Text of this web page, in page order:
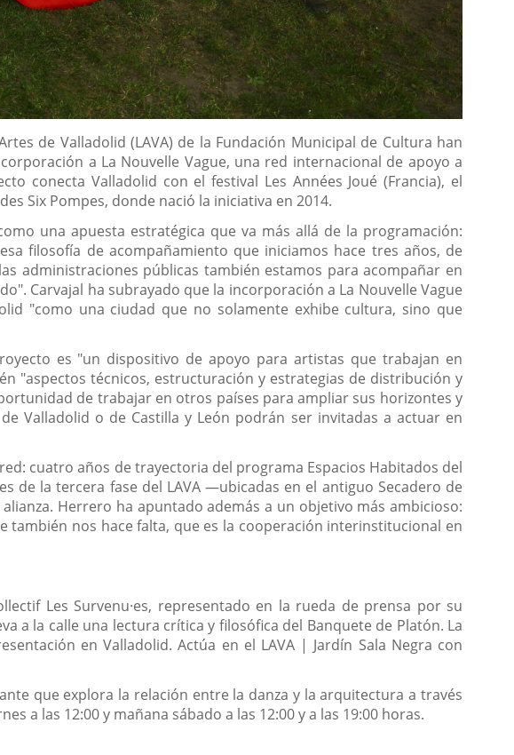
de Valladolid (LAVA) de la Fundación Municipal de Cultura han
a La Nouvelle Vague, una red internacional de apoyo a
conecta Valladolid con el festival Les Années Joué (Francia), el
Six Pompes, donde nació la iniciativa en 2014.
una apuesta estratégica que va más allá de la programación:
filosofía de acompañamiento que iniciamos hace tres años, de
administraciones públicas también estamos para acompañar en
Carvajal ha subrayado que la incorporación a La Nouvelle Vague
"como una ciudad que no solamente exhibe cultura, sino que
es "un dispositivo de apoyo para artistas que trabajan en
"aspectos técnicos, estructuración y estrategias de distribución y
de trabajar en otros países para ampliar sus horizontes y
Valladolid o de Castilla y León podrán ser invitadas a actuar en
cuatro años de trayectoria del programa Espacios Habitados del
de la tercera fase del LAVA —ubicadas en el antiguo Secadero de
Herrero ha apuntado además a un objetivo más ambicioso:
también nos hace falta, que es la cooperación interinstitucional en
Les Survenu·es, representado en la rueda de prensa por su
a la calle una lectura crítica y filosófica del Banquete de Platón. La
en Valladolid. Actúa en el LAVA | Jardín Sala Negra con
que explora la relación entre la danza y la arquitectura a través
a las 12:00 y mañana sábado a las 12:00 y a las 19:00 horas.